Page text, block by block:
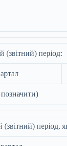
(звітний) період:
(звітний) період,